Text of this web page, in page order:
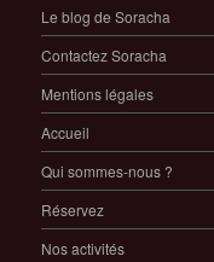
Le blog de Soracha
Contactez Soracha
Mentions légales
Accueil
Qui sommes-nous ?
Réservez
Nos activités